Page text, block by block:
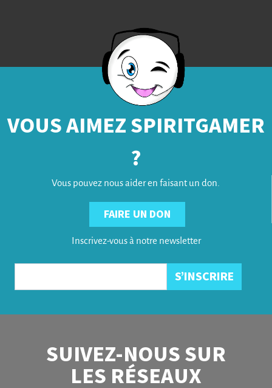
VOUS AIMEZ SPIRITGAMER
?
Vous pouvez nous aider en faisant un don.
FAIRE UN DON
Inscrivez-vous à notre newsletter
SUIVEZ-NOUS SUR
LES RÉSEAUX